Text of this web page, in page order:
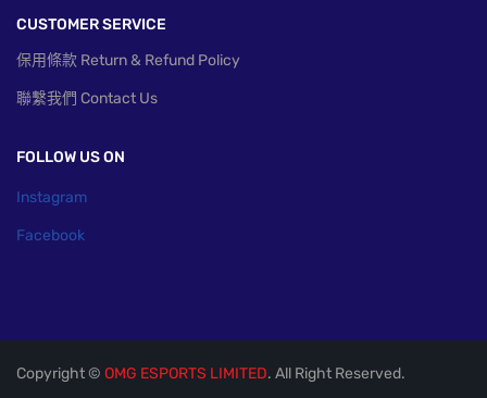
CUSTOMER SERVICE
保用條款 Return & Refund Policy
聯繫我們 Contact Us
FOLLOW US ON
Instagram
Facebook
Copyright © OMG ESPORTS LIMITED. All Right Reserved.